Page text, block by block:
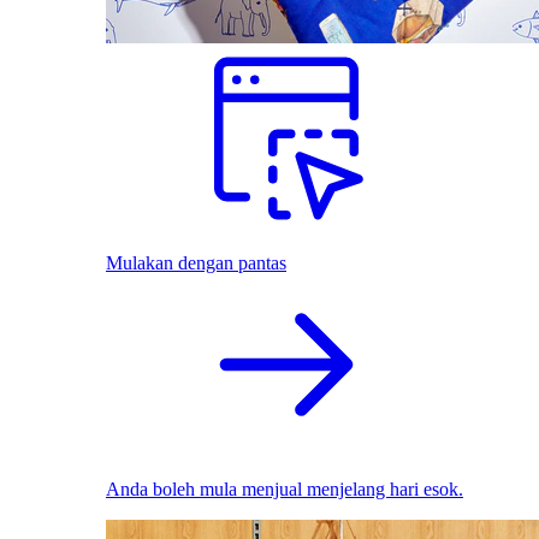
Mulakan dengan pantas
Anda boleh mula menjual menjelang hari esok.